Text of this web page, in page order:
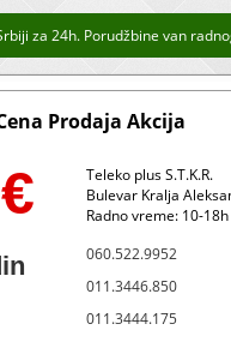
24h. Porudžbine van radnog
Prodaja Akcija
€
Teleko plus S.T.K.R.
Bulevar Kralja
Radno vreme: 10-
060.522.9952
011.3446.850
011.3444.175